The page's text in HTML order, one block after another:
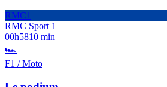
RMC1
RMC Sport 1
00h5810 min
🏎️
F1 / Moto